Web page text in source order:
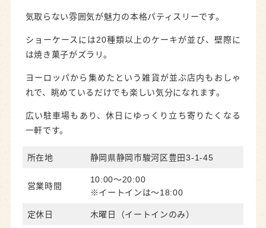
気取らない雰囲気が魅力の本格パティスリーです。
ショーケースには20種類以上のケーキが並び、壁際に
は焼き菓子がズラリ。
ヨーロッパから集めたという雑貨が並ぶ店内もおしゃ
れで、眺めているだけでも楽しい気分になれます。
広い駐車場もあり、休日にゆっくり立ち寄りたくなる
一軒です。
所在地 静岡県静岡市駿河区豊田3-1-45
営業時間
10:00～20:00
※イートインは～18:00
定休日 木曜日（イートインのみ）